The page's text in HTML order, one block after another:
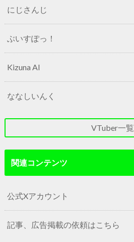
にじさんじ
ぶいすぽっ！
Kizuna AI
ななしいんく
VTuber一覧
関連コンテンツ
公式Xアカウント
記事、広告掲載の依頼はこちら